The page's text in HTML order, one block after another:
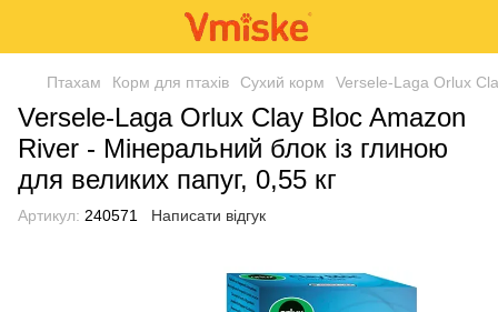
Птахам Корм для птахів Сухий корм Versele-Laga Orlux
Versele-Laga Orlux Clay Bloc Amazon
River - Мінеральний блок із глиною
для великих папуг, 0,55 кг
Артикул: 240571 Написати відгук